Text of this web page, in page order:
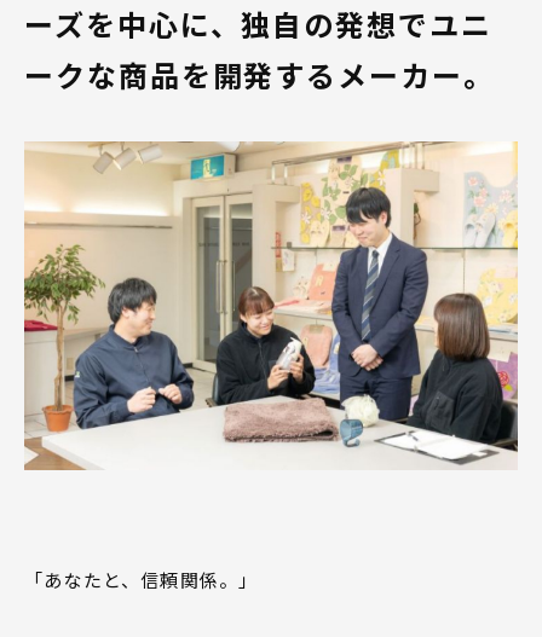
ーズを中心に、独自の発想でユニ
ークな商品を開発するメーカー。
「あなたと、信頼関係。」